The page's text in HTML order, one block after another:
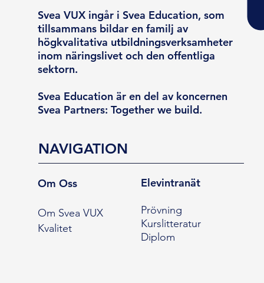
Svea VUX ingår i Svea Education, som
tillsammans bildar en familj av
högkvalitativa utbildningsverksamheter
inom näringslivet och den offentliga
sektorn.
Svea Education är en del av koncernen
Svea Partners: Together we build.
NAVIGATION
Om Oss
Om Svea VUX
Kvalitet
Elevintranät
Prövning
Kurslitteratur
Diplom